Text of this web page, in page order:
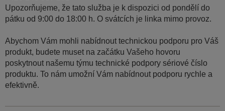
Upozorňujeme, že tato služba je k dispozici od pondělí do
pátku od 9:00 do 18:00 h. O svátcích je linka mimo provoz.
Abychom Vám mohli nabídnout technickou podporu pro Váš
produkt, budete muset na začátku Vašeho hovoru
poskytnout našemu týmu technické podpory sériové číslo
produktu. To nám umožní Vám nabídnout podporu rychle a
efektivně.